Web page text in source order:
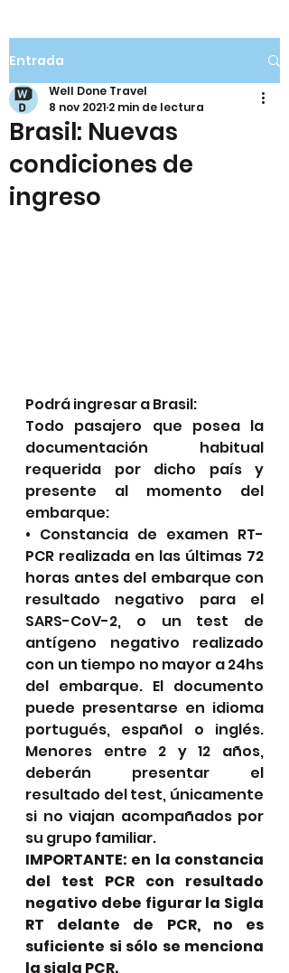
Entrada
Brasil: Nuevas
condiciones de
ingreso
Well Done Travel
8 nov 2021 2 min de lectura
Podrá ingresar a Brasil:
Todo pasajero que posea la
documentación habitual
requerida por dicho país y
presente al momento del
embarque:
• Constancia de examen RT-
PCR realizada en las últimas 72
horas antes del embarque con
resultado negativo para el
SARS-CoV-2, o un test de
antígeno negativo realizado
con un tiempo no mayor a 24hs
del embarque. El documento
puede presentarse en idioma
portugués, español o inglés.
Menores entre 2 y 12 años,
deberán presentar el
resultado del test, únicamente
si no viajan acompañados por
su grupo familiar.
IMPORTANTE: en la constancia
del test PCR con resultado
negativo debe figurar la Sigla
RT delante de PCR, no es
suficiente si sólo se menciona
la sigla PCR.